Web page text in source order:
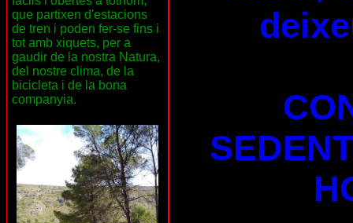
que partixen d'estacions
de tren i poden fer-se fins i
tot amb xiquets, per a
gaudir de la nostra Natura,
del nostre clima, de la
bicicleta i de la bona
companyia.